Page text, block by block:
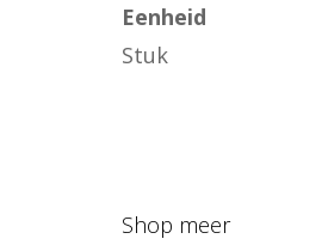
Eenheid
Stuk
Shop meer